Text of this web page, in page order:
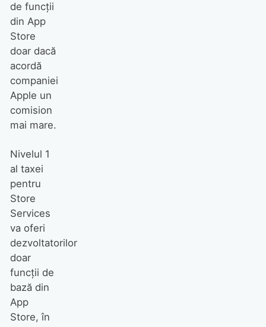
de funcții
din App
Store
doar dacă
acordă
companiei
Apple un
comision
mai mare.
Nivelul 1
al taxei
pentru
Store
Services
va oferi
dezvoltatorilor
doar
funcții de
bază din
App
Store, în